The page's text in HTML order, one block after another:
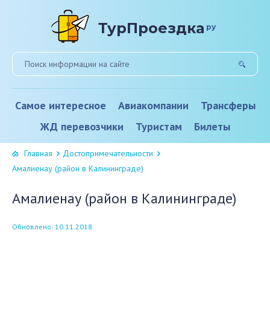
ТурПроездка ру
Самое интересное Авиакомпании
Трансферы
ЖД перевозчики
Туристам Билеты
Главная
Достопримечательности
Амалиенау (район в Калининграде)
Амалиенау (район в Калининграде)
Обновлено: 10.11.2018